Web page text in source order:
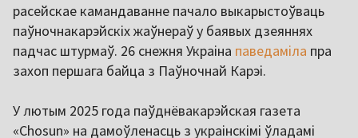
расейскае камандаванне пачало выкарыстоўваць
паўночнакарэйскіх жаўнераў у баявых дзеяннях
падчас штурмаў. 26 снежня Украіна паведаміла пра
захоп першага байца з Паўночнай Карэі.
У лютым 2025 года паўднёвакарэйская газета
«Chosun» на дамоўленасць з украінскімі ўладамі